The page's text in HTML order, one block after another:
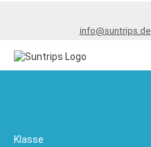
info@suntrips.de
Klasse